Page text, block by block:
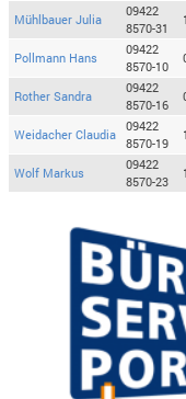
Mühlbauer Julia
09422
8570-31
Pollmann Hans
09422
8570-10
Rother Sandra
09422
8570-16
Weidacher Claudia
09422
8570-19
Wolf Markus
09422
8570-23